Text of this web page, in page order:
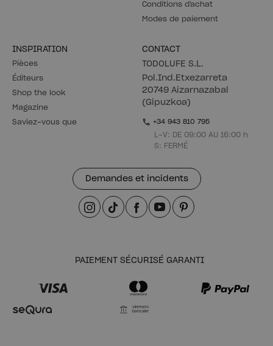
Conditions d'achat
Modes de paiement
INSPIRATION
Pièces
Éditeurs
Shop the look
Magazine
Saviez-vous que
CONTACT
TODOLUFE S.L.
Pol.Ind.Etxezarreta
20749 Aizarnazabal
(Gipuzkoa)
+34 943 810 795
L-V: DE 09:00 AU 16:00 h
S: FERMÉ
Demandes et incidents
PAIEMENT SÉCURISÉ GARANTI
Virement
bancaire